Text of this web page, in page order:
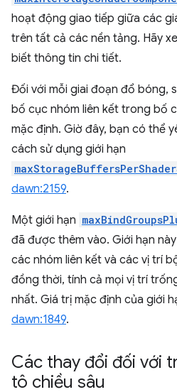
hoạt động giao tiếp giữa các
trên tất cả các nền tảng. Hãy
biết thông tin chi tiết.
Đối với mỗi giai đoạn đổ bóng,
bố cục nhóm liên kết trong bố
mặc định. Giờ đây, bạn có thể
cách sử dụng giới hạn
dawn:2159.
Một giới hạn
đã được thêm vào. Giới hạn
các nhóm liên kết và các vị trí
đồng thời, tính cả mọi vị trí
nhất. Giá trị mặc định của giới
dawn:1849.
Các thay đổi đối với
tô chiều sâu